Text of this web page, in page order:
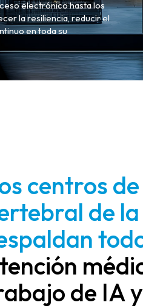
electrónico hasta los
la resiliencia, reducir el
en toda su
centros
de
de IA